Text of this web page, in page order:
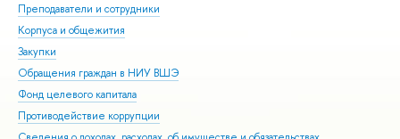
Преподаватели и сотрудники
Корпуса и общежития
Закупки
Обращения граждан в НИУ ВШЭ
Фонд целевого капитала
Противодействие коррупции